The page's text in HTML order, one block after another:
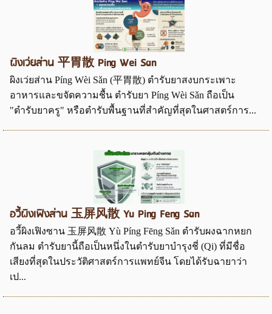
ผิงเว่ยส่าน 平胃散 Ping Wei San
ผิงเว่ยส่าน Píng Wèi Sǎn (平胃散) ตำรับยาสงบกระเพาะ
อาหารและขจัดความชื้น ตำรับยา Píng Wèi Sǎn ถือเป็น
"ตำรับยาครู" หรือตำรับพื้นฐานที่สำคัญที่สุดในศาสตร์การ...
อวี้ผิงเฟิงส่าน 玉屏风散 Yu Ping Feng San
อวี้ผิงเฟิงซาน 玉屏风散 Yù Píng Fēng Sǎn ตำรับผงฉากหยก
กันลม ตำรับยานี้ถือเป็นหนึ่งในตำรับยาบำรุงชี่ (Qi) ที่มีชื่อ
เสียงที่สุดในประวัติศาสตร์การแพทย์จีน โดยได้รับฉายาว่า
เป...